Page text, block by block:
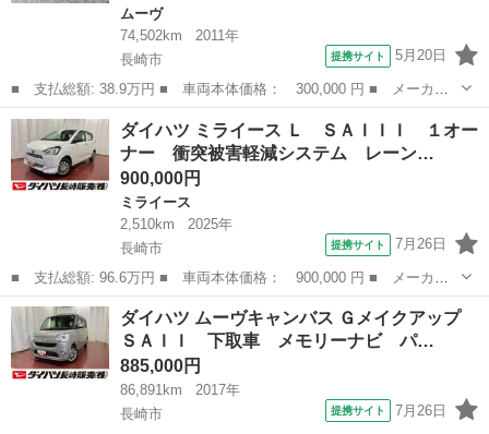
ムーヴ
74,502km
2011年
長崎市
提携サイト 5月20日
■ 支払総額: 38.9万円 ■ 車両本体価格： 300,000 円 ■ メーカー
名： ダイハツ ■ 車種名： ムーヴ ■ グレード名： Ｘリミテッ
ド 電動格納式ミラー Ｗエアバッグ スマートキー＆プッシュスタ
ート イモビ...
長崎 長崎市 ムーヴ
ダイハツ ミライース Ｌ ＳＡＩＩＩ １オー
ナー 衝突被害軽減システム レーン…
900,000円
ミライース
2,510km
2025年
長崎市
提携サイト 7月26日
■ 支払総額: 96.6万円 ■ 車両本体価格： 900,000 円 ■ メーカー
名： ダイハツ ■ 車種名： ミライース ■ グレード名： Ｌ Ｓ
ＡＩＩＩ １オーナー 衝突被害軽減システム レーンキープアシス
ト 横滑り防...
長崎 長崎市 ミライース
ダイハツ ムーヴキャンバス Ｇメイクアップ
ＳＡＩＩ 下取車 メモリーナビ パ…
885,000円
86,891km
2017年
長崎市
提携サイト 7月26日